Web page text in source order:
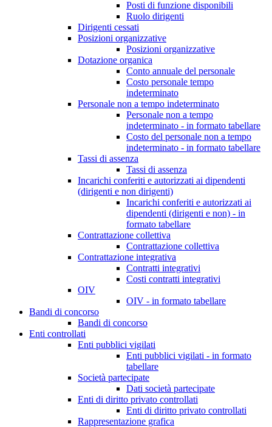
Posti di funzione disponibili
Ruolo dirigenti
Dirigenti cessati
Posizioni organizzative
Posizioni organizzative
Dotazione organica
Conto annuale del personale
Costo personale tempo
indeterminato
Personale non a tempo indeterminato
Personale non a tempo
indeterminato - in formato tabellare
Costo del personale non a tempo
indeterminato - in formato tabellare
Tassi di assenza
Tassi di assenza
Incarichi conferiti e autorizzati ai dipendenti
(dirigenti e non dirigenti)
Incarichi conferiti e autorizzati ai
dipendenti (dirigenti e non) - in
formato tabellare
Contrattazione collettiva
Contrattazione collettiva
Contrattazione integrativa
Contratti integrativi
Costi contratti integrativi
OIV
OIV - in formato tabellare
Bandi di concorso
Bandi di concorso
Enti controllati
Enti pubblici vigilati
Enti pubblici vigilati - in formato
tabellare
Società partecipate
Dati società partecipate
Enti di diritto privato controllati
Enti di diritto privato controllati
Rappresentazione grafica